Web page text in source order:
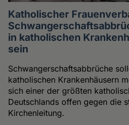
Katholischer
in katholischen
sein
Schwangerschaftsabbrüche
katholischen Krankenhäusern
sich einer der größten
Deutschlands offen gegen die
Kirchenleitung.